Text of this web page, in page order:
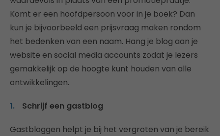
Komt er een hoofdpersoon voor in je boek? Dan
kun je bijvoorbeeld een prijsvraag maken rondom
het bedenken van een naam. Hang je blog aan je
website en social media accounts zodat je lezers
gemakkelijk op de hoogte kunt houden van alle
ontwikkelingen.
Schrijf een gastblog
Gastbloggen helpt je bij het vergroten van je bereik